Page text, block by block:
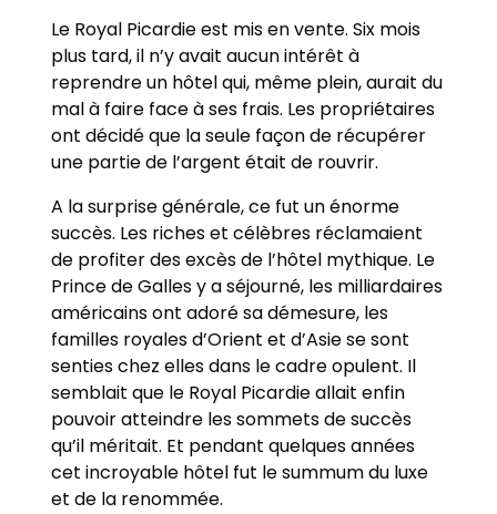
Le Royal Picardie est mis en vente. Six mois
plus tard, il n’y avait aucun intérêt à
reprendre un hôtel qui, même plein, aurait du
mal à faire face à ses frais. Les propriétaires
ont décidé que la seule façon de récupérer
une partie de l’argent était de rouvrir.
A la surprise générale, ce fut un énorme
succès. Les riches et célèbres réclamaient
de profiter des excès de l’hôtel mythique. Le
Prince de Galles y a séjourné, les milliardaires
américains ont adoré sa démesure, les
familles royales d’Orient et d’Asie se sont
senties chez elles dans le cadre opulent. Il
semblait que le Royal Picardie allait enfin
pouvoir atteindre les sommets de succès
qu’il méritait. Et pendant quelques années
cet incroyable hôtel fut le summum du luxe
et de la renommée.